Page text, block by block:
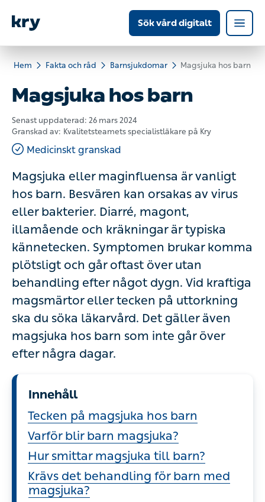
Sök vård digitalt
Hem Fakta och råd Barnsjukdomar Magsjuka hos barn
Magsjuka hos barn
Senast uppdaterad: 26 mars 2024
Granskad av: Kvalitetsteamets specialistläkare på Kry
Medicinskt granskad
Magsjuka eller maginfluensa är vanligt
hos barn. Besvären kan orsakas av virus
eller bakterier. Diarré, magont,
illamående och kräkningar är typiska
kännetecken. Symptomen brukar komma
plötsligt och går oftast över utan
behandling efter något dygn. Vid kraftiga
magsmärtor eller tecken på uttorkning
ska du söka läkarvård. Det gäller även
magsjuka hos barn som inte går över
efter några dagar.
Innehåll
Tecken på magsjuka hos barn
Varför blir barn magsjuka?
Hur smittar magsjuka till barn?
Krävs det behandling för barn med
magsjuka?